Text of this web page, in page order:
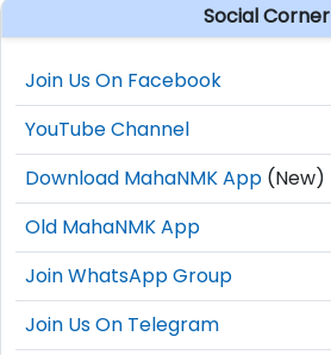
Social Corner
Join Us On Facebook
YouTube Channel
Download MahaNMK App (New)
Old MahaNMK App
Join WhatsApp Group
Join Us On Telegram